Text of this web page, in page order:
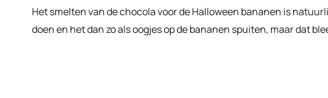
Het smelten van de chocola voor de Halloween bananen is
doen en het dan zo als oogjes op de bananen spuiten, maar dat